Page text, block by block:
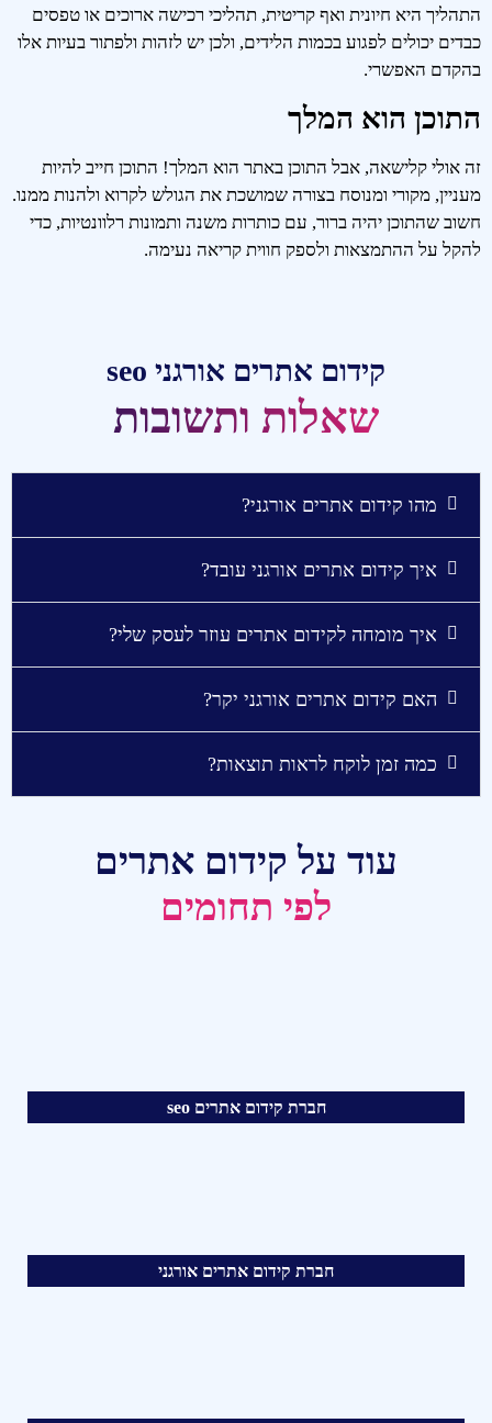
התהליך היא חיונית ואף קריטית, תהליכי רכישה ארוכים או טפסים
כבדים יכולים לפגוע בכמות הלידים, ולכן יש לזהות ולפתור בעיות אלו
בהקדם האפשרי.
התוכן הוא המלך
זה אולי קלישאה, אבל התוכן באתר הוא המלך! התוכן חייב להיות
מעניין, מקורי ומנוסח בצורה שמושכת את הגולש לקרוא ולהנות ממנו.
חשוב שהתוכן יהיה ברור, עם כותרות משנה ותמונות רלוונטיות, כדי
להקל על ההתמצאות ולספק חווית קריאה נעימה.
קידום אתרים אורגני seo
שאלות ותשובות
מהו קידום אתרים אורגני?
איך קידום אתרים אורגני עובד?
איך מומחה לקידום אתרים עוזר לעסק שלי?
האם קידום אתרים אורגני יקר?
כמה זמן לוקח לראות תוצאות?
עוד על קידום אתרים
לפי תחומים
חברת קידום אתרים seo
חברת קידום אתרים אורגני